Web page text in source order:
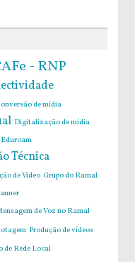
- RNP
de mídia
Digitalização de mídia
Eduroam
Técnica
de Vídeo Grupo do Ramal
de Voz no Ramal
Produção de vídeos
de Rede Local